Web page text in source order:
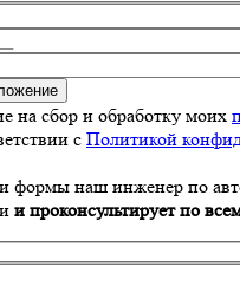
на сбор и обработку моих
с Политикой
формы наш инженер по
и проконсультирует по